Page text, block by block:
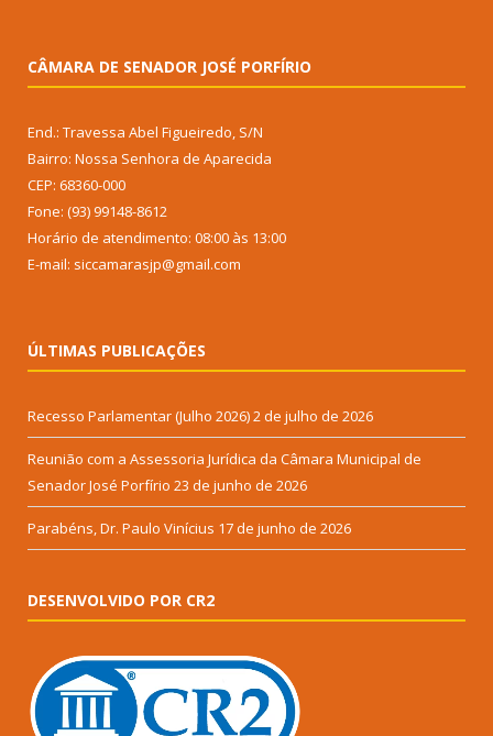
CÂMARA DE SENADOR JOSÉ PORFÍRIO
End.: Travessa Abel Figueiredo, S/N
Bairro: Nossa Senhora de Aparecida
CEP: 68360-000
Fone: (93) 99148-8612
Horário de atendimento: 08:00 às 13:00
E-mail: siccamarasjp@gmail.com
ÚLTIMAS PUBLICAÇÕES
Recesso Parlamentar (Julho 2026)2 de julho de 2026
Reunião com a Assessoria Jurídica da Câmara Municipal de
Senador José Porfírio 23 de junho de 2026
Parabéns, Dr. Paulo Vinícius 17 de junho de 2026
DESENVOLVIDO POR CR2